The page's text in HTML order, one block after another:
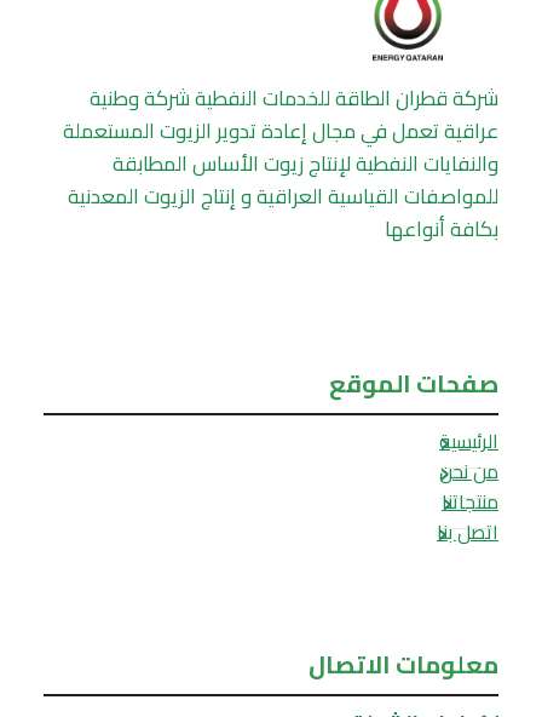
شركة قطران الطاقة للخدمات النفطية شركة وطنية
عراقية تعمل في مجال إعادة تدوير الزيوت المستعملة
والنفايات النفطية لإنتاج زيوت الأساس المطابقة
للمواصفات القياسية العراقية و إنتاج الزيوت المعدنية
بكافة أنواعها
صفحات الموقع
الرئيسية
من نحن
منتجاتنا
اتصل بنا
معلومات الاتصال